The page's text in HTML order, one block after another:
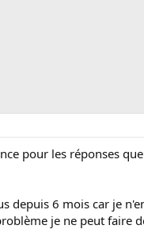
pour les réponses
depuis 6 mois car je
je ne peut faire